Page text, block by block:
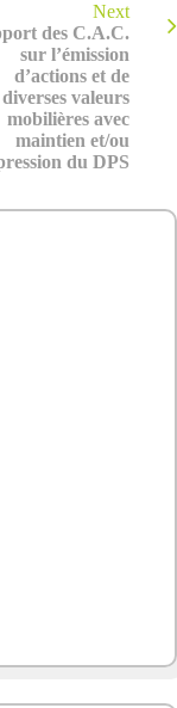
Next
des C.A.C.
sur l’émission
d’actions et de
diverses valeurs
mobilières avec
maintien et/ou
du DPS